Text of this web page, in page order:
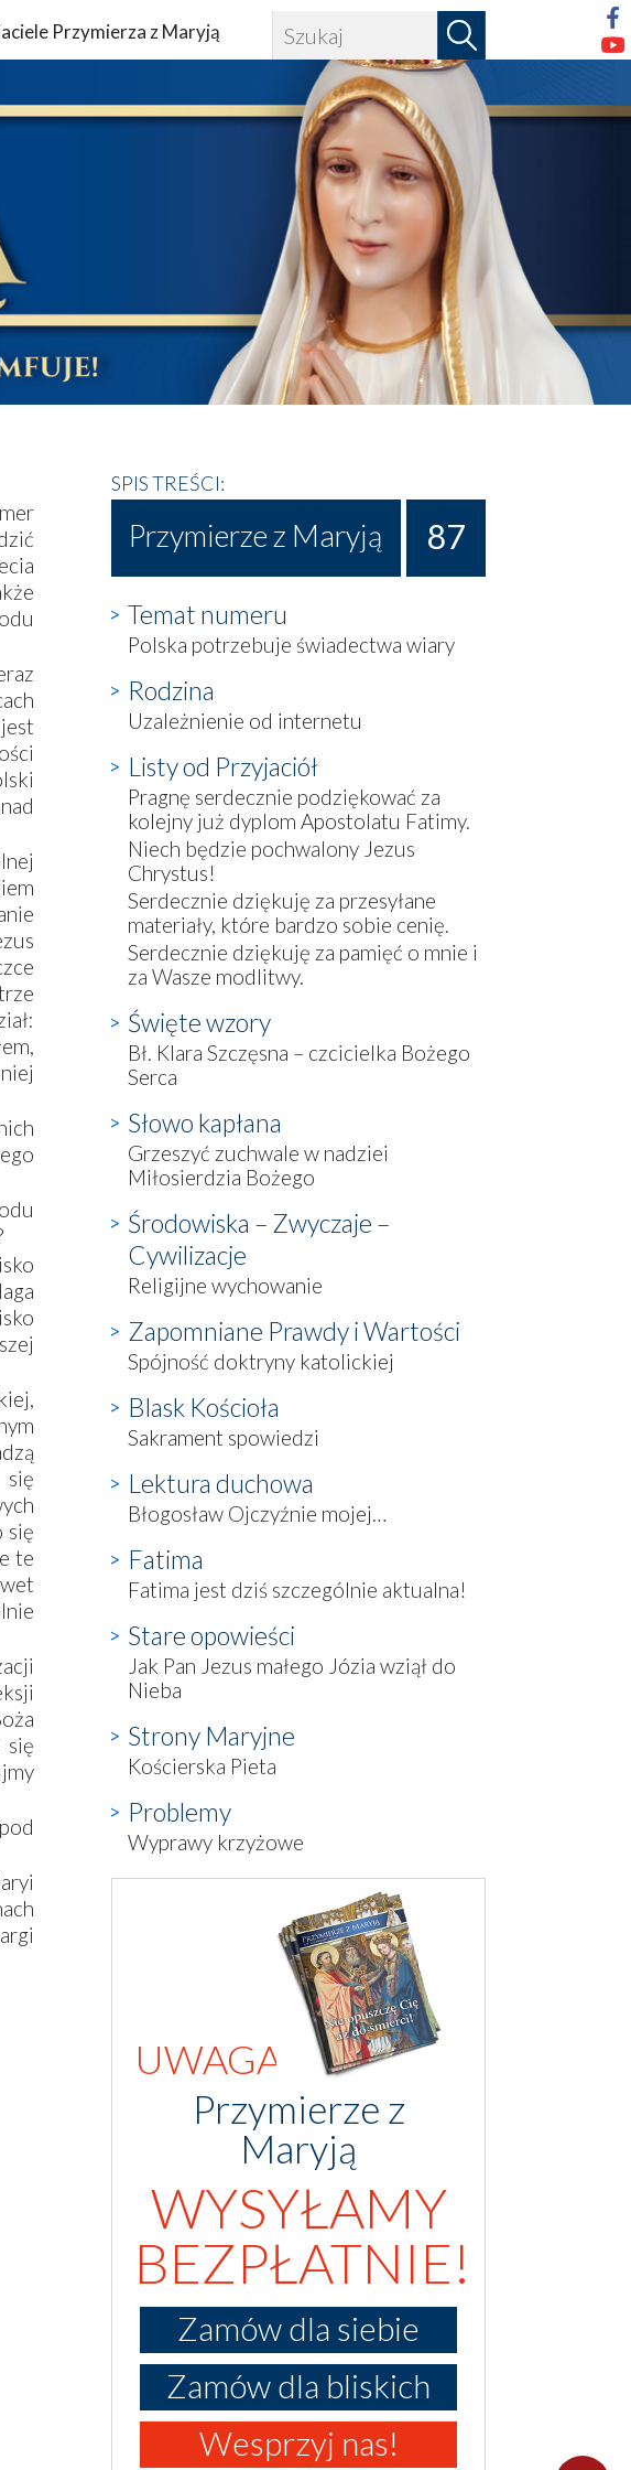
Przymierza z Maryją
się
się
te
się
SPIS TREŚCI:
Przymierze z Maryją 87
Temat numeru
Polska potrzebuje świadectwa wiary
Rodzina
Uzależnienie od internetu
Listy od Przyjaciół
Pragnę serdecznie podziękować za
kolejny już dyplom Apostolatu Fatimy.
Niech będzie pochwalony Jezus
Chrystus!
Serdecznie dziękuję za przesyłane
materiały, które bardzo sobie cenię.
Serdecznie dziękuję za pamięć o mnie i
za Wasze modlitwy.
Święte wzory
Bł. Klara Szczęsna – czcicielka Bożego
Serca
Słowo kapłana
Grzeszyć zuchwale w nadziei
Miłosierdzia Bożego
Środowiska – Zwyczaje –
Cywilizacje
Religijne wychowanie
Zapomniane Prawdy i Wartości
Spójność doktryny katolickiej
Blask Kościoła
Sakrament spowiedzi
Lektura duchowa
Błogosław Ojczyźnie mojej…
Fatima
Fatima jest dziś szczególnie aktualna!
Stare opowieści
Jak Pan Jezus małego Józia wziął do
Nieba
Strony Maryjne
Kościerska Pieta
Problemy
Wyprawy krzyżowe
UWAGA!
Przymierze z
Maryją
WYSYŁAMY
BEZPŁATNIE!
Zamów dla siebie
Zamów dla bliskich
Wesprzyj nas!